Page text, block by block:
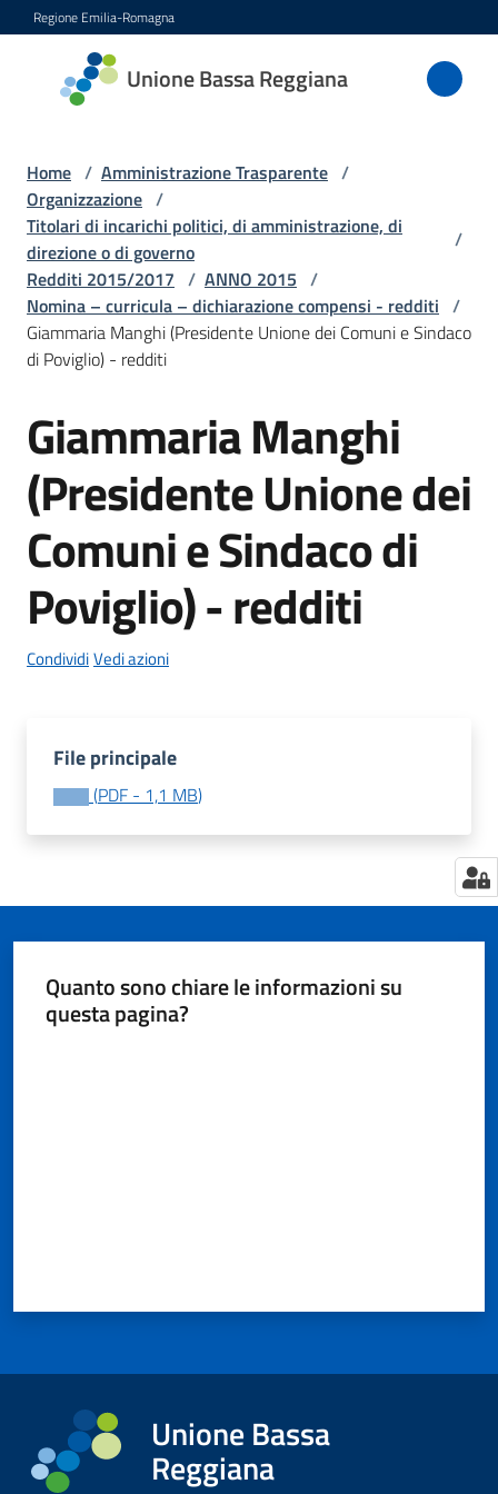
Vai al contenuto
Vai alla navigazione
Vai al footer
Regione Emilia-Romagna
Unione Bassa Reggiana
Unione
Bassa
Amministrazione
Menu selezionato
Novità
Servizi
Vivere
l'Unione
Tutti
gli
argomenti...
Home / Amministrazione Trasparente /
Organizzazione /
Titolari di incarichi politici, di amministrazione, di
direzione o di governo
/
Redditi 2015/2017 / ANNO 2015 /
Nomina – curricula – dichiarazione compensi - redditi /
Giammaria Manghi (Presidente Unione dei Comuni e Sindaco
di Poviglio) - redditi
Giammaria Manghi
(Presidente Unione dei
Comuni e Sindaco di
Poviglio) - redditi
CondividiVedi azioni
File principale
(PDF - 1,1 MB)
Quanto sono chiare le informazioni su
questa pagina?
Unione Bassa
Reggiana